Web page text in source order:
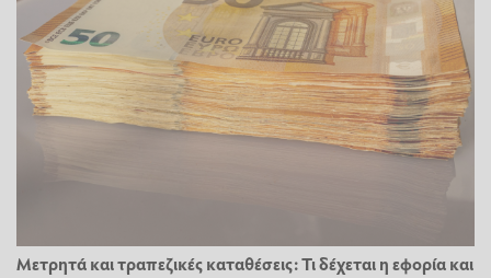
Μετρητά και τραπεζικές καταθέσεις: Τι δέχεται η εφορία και